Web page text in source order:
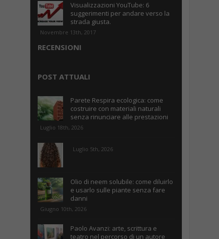
Visualizzazioni YouTube: 6
suggerimenti per andare verso la
strada giusta.
Novembre 13th, 2017
RECENSIONI
POST ATTUALI
Parete Respira ecologica: come
costruire con materiali naturali
senza rinunciare alle prestazioni
Luglio 18th, 2026
Luglio 5th, 2026
Olio di neem solubile: come diluirlo
e usarlo sulle piante senza fare
danni
Giugno 10th, 2026
Paolo Avanzi: arte, scrittura e
teatro nel percorso di un autore